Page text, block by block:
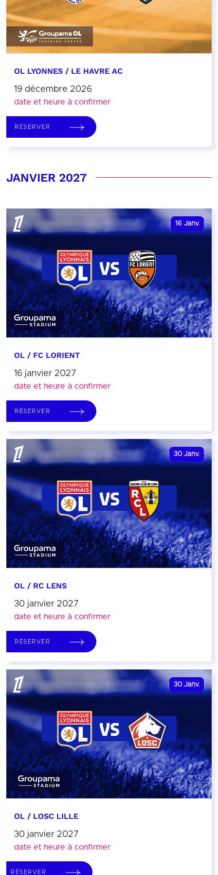
OL LYONNES / LE HAVRE AC
19 décembre 2026
date et heure à confirmer
RÉSERVER
JANVIER 2027
16 Janv.
OL / FC LORIENT
16 janvier 2027
date et heure à confirmer
RÉSERVER
30 Janv.
OL / RC LENS
30 janvier 2027
date et heure à confirmer
RÉSERVER
30 Janv.
OL / LOSC LILLE
30 janvier 2027
date et heure à confirmer
RÉSERVER